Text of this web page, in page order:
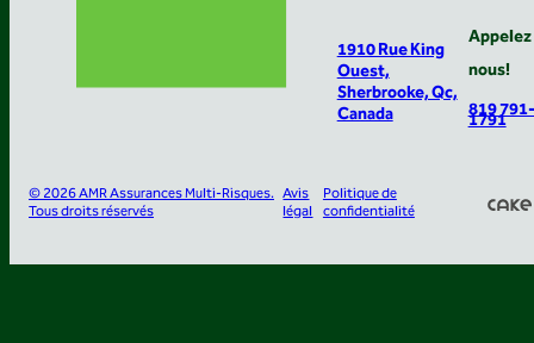
1910 Rue King
Ouest,
Sherbrooke, Qc,
Canada
Appelez
nous!
819 791-
1791
© 2026 AMR Assurances Multi-Risques.
Tous droits réservés
Avis
légal
Politique de
confidentialité